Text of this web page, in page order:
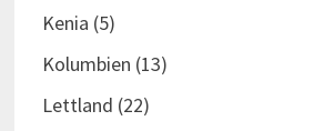
Kenia (5)
Kolumbien (13)
Lettland (22)